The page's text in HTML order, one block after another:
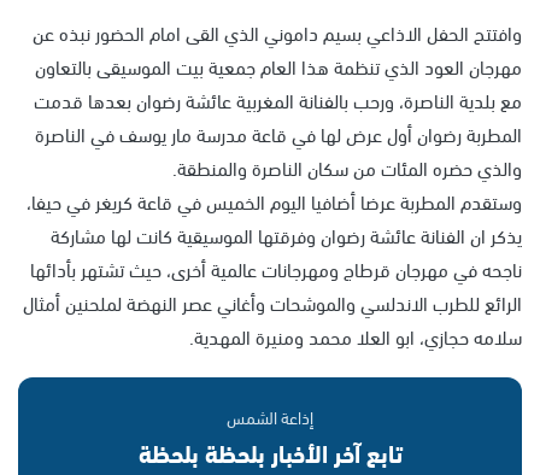
وافتتح الحفل الاذاعي بسيم داموني الذي القى امام الحضور نبذه عن
مهرجان العود الذي تنظمة هذا العام جمعية بيت الموسيقى بالتعاون
مع بلدية الناصرة، ورحب بالفنانة المغربية عائشة رضوان بعدها قدمت
المطربة رضوان أول عرض لها في قاعة مدرسة مار يوسف في الناصرة
والذي حضره المئات من سكان الناصرة والمنطقة.
وستقدم المطربة عرضا أضافيا اليوم الخميس في قاعة كريغر في حيفا،
يذكر ان الفنانة عائشة رضوان وفرقتها الموسيقية كانت لها مشاركة
ناجحه في مهرجان قرطاج ومهرجانات عالمية أخرى، حيث تشتهر بأدائها
الرائع للطرب الاندلسي والموشحات وأغاني عصر النهضة لملحنين أمثال
سلامه حجازي، ابو العلا محمد ومنيرة المهدية.
إذاعة الشمس
تابع آخر الأخبار بلحظة بلحظة